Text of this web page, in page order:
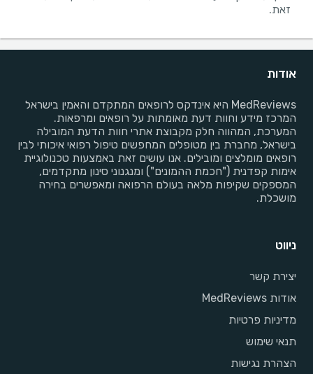
זאת.
אודות
MedReviews היא אינדקס לרופאים המתקדם והאמין בישראל
המרכז מידע וחוות דעת מאומתות על רופאים ומרפאות.
המערכת, המהווה חלק מקבוצת אתרי חוות הדעת המובילה
בישראל, מחברת בין מטופלים המחפשים טיפול רפואי איכותי לבין
רופאים מומלצים ומובילים. אנו עושים זאת באמצעות טכנולוגיית
אימות קפדנית ("חכמת ההמונים") ומנגנוני סינון מתקדמים,
המספקים שקיפות מלאה בעולם הרפואה ומאפשרים בחירה
מושכלת.
ניווט
יצירת קשר
אודות MedReviews
מדיניות פרטיות
תנאי שימוש
הצהרת נגישות